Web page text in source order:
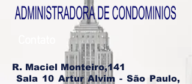
R. Maciel Monteiro,141
Sala 10 Artur Alvim -São Paulo,